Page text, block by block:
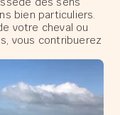
bien particuliers.
votre cheval ou
vous contribuerez